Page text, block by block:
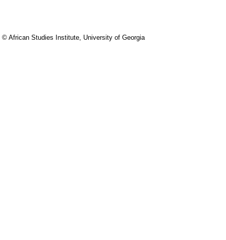
© African Studies Institute, University of Georgia